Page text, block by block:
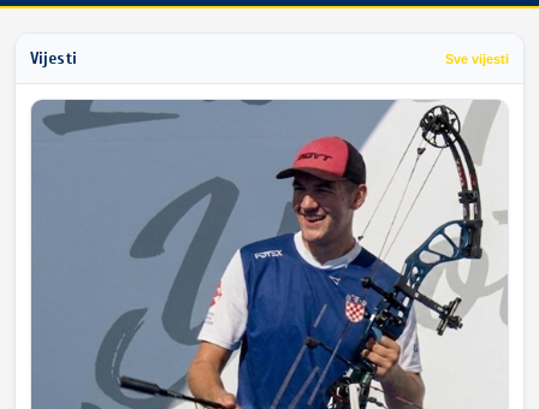
Vijesti Sve vijesti